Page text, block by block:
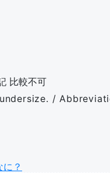
比較不可
/
？